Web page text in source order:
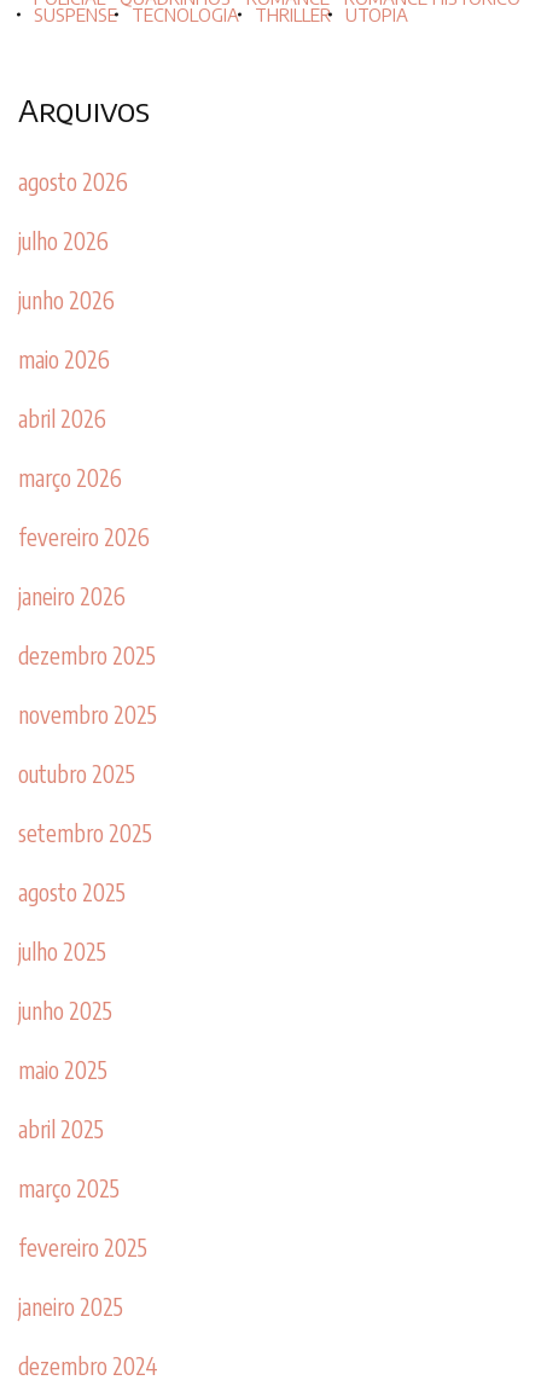
SUSPENSE TECNOLOGIA THRILLER UTOPIA
Arquivos
agosto 2026
julho 2026
junho 2026
maio 2026
abril 2026
março 2026
fevereiro 2026
janeiro 2026
dezembro 2025
novembro 2025
outubro 2025
setembro 2025
agosto 2025
julho 2025
junho 2025
maio 2025
abril 2025
março 2025
fevereiro 2025
janeiro 2025
dezembro 2024